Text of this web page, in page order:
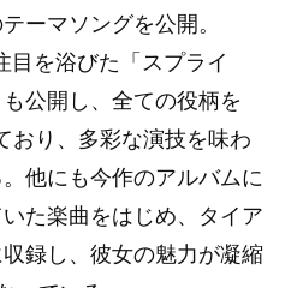
ーマソングを公開。
を浴びた「スプライ
公開し、全ての役柄を
おり、多彩な演技を味わ
他にも今作のアルバムに
た楽曲をはじめ、タイア
録し、彼女の魅力が凝縮